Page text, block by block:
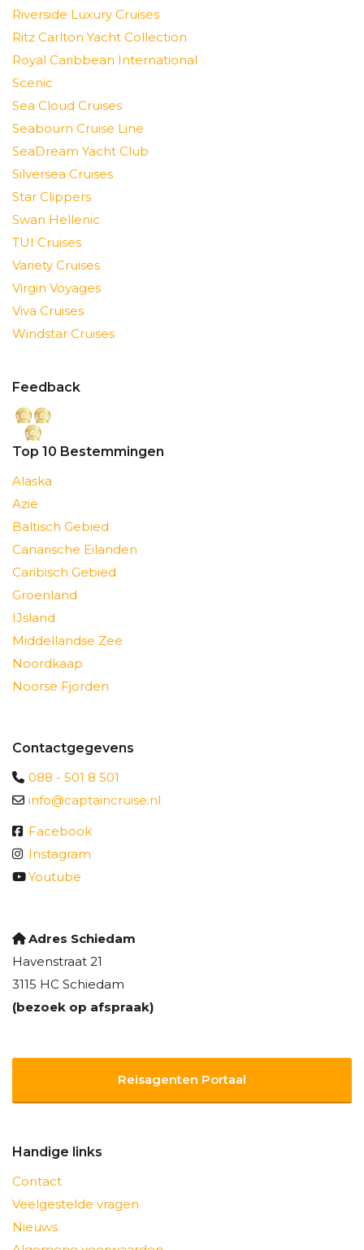
Riverside Luxury Cruises
Ritz Carlton Yacht Collection
Royal Caribbean International
Scenic
Sea Cloud Cruises
Seabourn Cruise Line
SeaDream Yacht Club
Silversea Cruises
Star Clippers
Swan Hellenic
TUI Cruises
Variety Cruises
Virgin Voyages
Viva Cruises
Windstar Cruises
Feedback
Top 10 Bestemmingen
Alaska
Azië
Baltisch Gebied
Canarische Eilanden
Caribisch Gebied
Groenland
IJsland
Middellandse Zee
Noordkaap
Noorse Fjorden
Contactgegevens
088 - 501 8 501
info@captaincruise.nl
Facebook
Instagram
Youtube
Adres Schiedam
Havenstraat 21
3115 HC Schiedam
(bezoek op afspraak)
Reisagenten Portaal
Handige links
Contact
Veelgestelde vragen
Nieuws